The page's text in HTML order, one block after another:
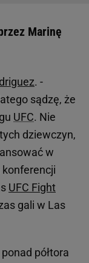
Marinę
. -
sądzę, że
UFC. Nie
dziewczyn,
w
konferencji
UFC Fight
gali w Las
półtora